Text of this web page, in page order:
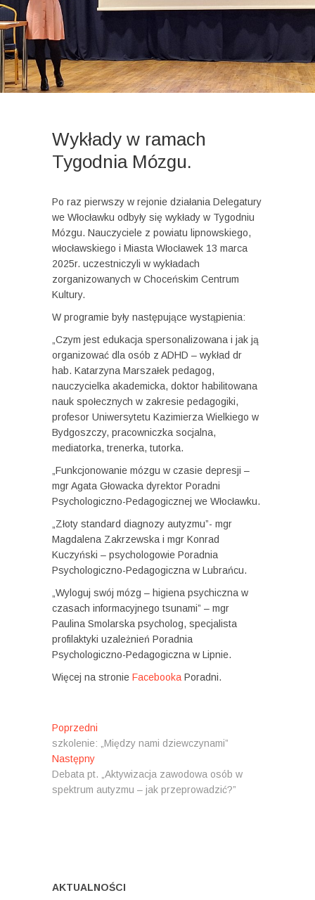
Wykłady w ramach
Tygodnia Mózgu.
Po raz pierwszy w rejonie działania Delegatury
we Włocławku odbyły się wykłady w Tygodniu
Mózgu. Nauczyciele z powiatu lipnowskiego,
włocławskiego i Miasta Włocławek 13 marca
2025r. uczestniczyli w wykładach
zorganizowanych w Choceńskim Centrum
Kultury.
W programie były następujące wystąpienia:
„Czym jest edukacja spersonalizowana i jak ją
organizować dla osób z ADHD – wykład dr
hab. Katarzyna Marszałek pedagog,
nauczycielka akademicka, doktor habilitowana
nauk społecznych w zakresie pedagogiki,
profesor Uniwersytetu Kazimierza Wielkiego w
Bydgoszczy, pracowniczka socjalna,
mediatorka, trenerka, tutorka.
„Funkcjonowanie mózgu w czasie depresji –
mgr Agata Głowacka dyrektor Poradni
Psychologiczno-Pedagogicznej we Włocławku.
„Złoty standard diagnozy autyzmu”- mgr
Magdalena Zakrzewska i mgr Konrad
Kuczyński – psychologowie Poradnia
Psychologiczno-Pedagogiczna w Lubrańcu.
„Wyloguj swój mózg – higiena psychiczna w
czasach informacyjnego tsunami” – mgr
Paulina Smolarska psycholog, specjalista
profilaktyki uzależnień Poradnia
Psychologiczno-Pedagogiczna w Lipnie.
Więcej na stronie Facebooka Poradni.
N
a
w
i
j
Poprzedni
z
szkolenie: „Między nami dziewczynami”
Następny
a
s
:
Debata pt. „Aktywizacja zawodowa osób w
spektrum autyzmu – jak przeprowadzić?”
AKTUALNOŚCI